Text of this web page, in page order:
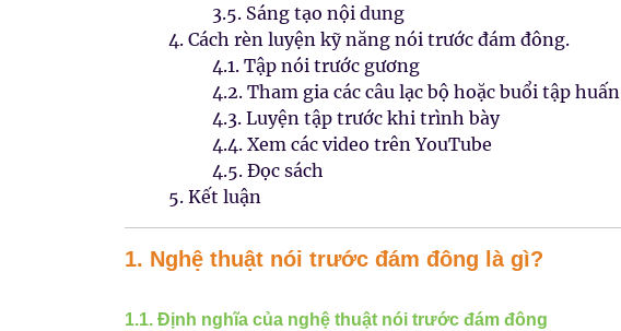
3.5. Sáng tạo nội dung
4. Cách rèn luyện kỹ năng nói trước đám đông.
4.1. Tập nói trước gương
4.2. Tham gia các câu lạc bộ hoặc buổi tập huấn
4.3. Luyện tập trước khi trình bày
4.4. Xem các video trên YouTube
4.5. Đọc sách
5. Kết luận
1. Nghệ thuật nói trước đám đông là gì?
1.1. Định nghĩa của nghệ thuật nói trước đám đông